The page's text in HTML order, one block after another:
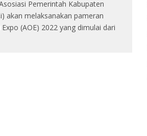
Pemerintah Kabupaten
akan melaksanakan pameran
(AOE) 2022 yang dimulai dari